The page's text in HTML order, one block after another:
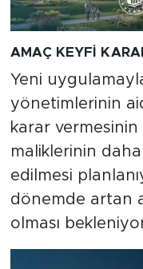
AMAÇ KEYFİ
Yeni
yönetimlerinin
karar
maliklerinin
edilmesi
dönemde artan
olması